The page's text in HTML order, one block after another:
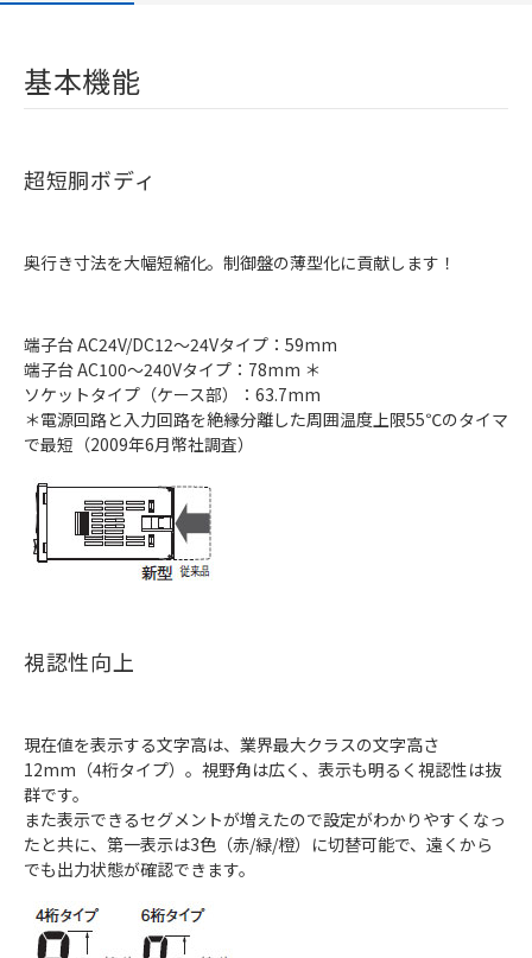
基本機能
超短胴ボディ
奥行き寸法を大幅短縮化。制御盤の薄型化に貢献します！
端子台 AC24V/DC12～24Vタイプ：59mm
端子台 AC100～240Vタイプ：78mm ＊
ソケットタイプ（ケース部）：63.7mm
＊電源回路と入力回路を絶縁分離した周囲温度上限55℃のタイマ
で最短（2009年6月幣社調査）
視認性向上
現在値を表示する文字高は、業界最大クラスの文字高さ
12mm（4桁タイプ）。視野角は広く、表示も明るく視認性は抜
群です。
また表示できるセグメントが増えたので設定がわかりやすくなっ
たと共に、第一表示は3色（赤/緑/橙）に切替可能で、遠くから
でも出力状態が確認できます。